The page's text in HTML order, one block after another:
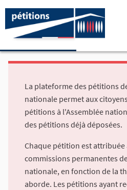
La plateforme des pétitions
nationale permet aux
pétitions à l'Assemblée
des pétitions déjà déposées.
Chaque pétition est
commissions permanentes
nationale, en fonction de la
aborde. Les pétitions ayant